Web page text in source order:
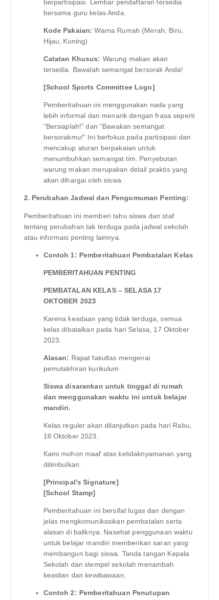
berpartisipasi. Lembar pendaftaran tersedia
bersama guru kelas Anda.
Kode Pakaian: Warna Rumah (Merah, Biru,
Hijau, Kuning)
Catatan Khusus: Warung makan akan
tersedia. Bawalah semangat bersorak Anda!
[School Sports Committee Logo]
Pemberitahuan ini menggunakan nada yang
lebih informal dan menarik dengan frasa seperti
“Bersiaplah!” dan “Bawakan semangat
bersorakmu!” Ini berfokus pada partisipasi dan
mencakup aturan berpakaian untuk
menumbuhkan semangat tim. Penyebutan
warung makan merupakan detail praktis yang
akan dihargai oleh siswa.
2. Perubahan Jadwal dan Pengumuman Penting:
Pemberitahuan ini memberi tahu siswa dan staf
tentang perubahan tak terduga pada jadwal sekolah
atau informasi penting lainnya.
Contoh 1: Pemberitahuan Pembatalan Kelas
PEMBERITAHUAN PENTING
PEMBATALAN KELAS – SELASA 17
OKTOBER 2023
Karena keadaan yang tidak terduga, semua
kelas dibatalkan pada hari Selasa, 17 Oktober
2023.
Alasan: Rapat fakultas mengenai
pemutakhiran kurikulum.
Siswa disarankan untuk tinggal di rumah
dan menggunakan waktu ini untuk belajar
mandiri.
Kelas reguler akan dilanjutkan pada hari Rabu,
18 Oktober 2023.
Kami mohon maaf atas ketidaknyamanan yang
ditimbulkan.
[Principal’s Signature]
[School Stamp]
Pemberitahuan ini bersifat lugas dan dengan
jelas mengkomunikasikan pembatalan serta
alasan di baliknya. Nasehat penggunaan waktu
untuk belajar mandiri memberikan saran yang
membangun bagi siswa. Tanda tangan Kepala
Sekolah dan stempel sekolah menambah
keaslian dan kewibawaan.
Contoh 2: Pemberitahuan Penutupan